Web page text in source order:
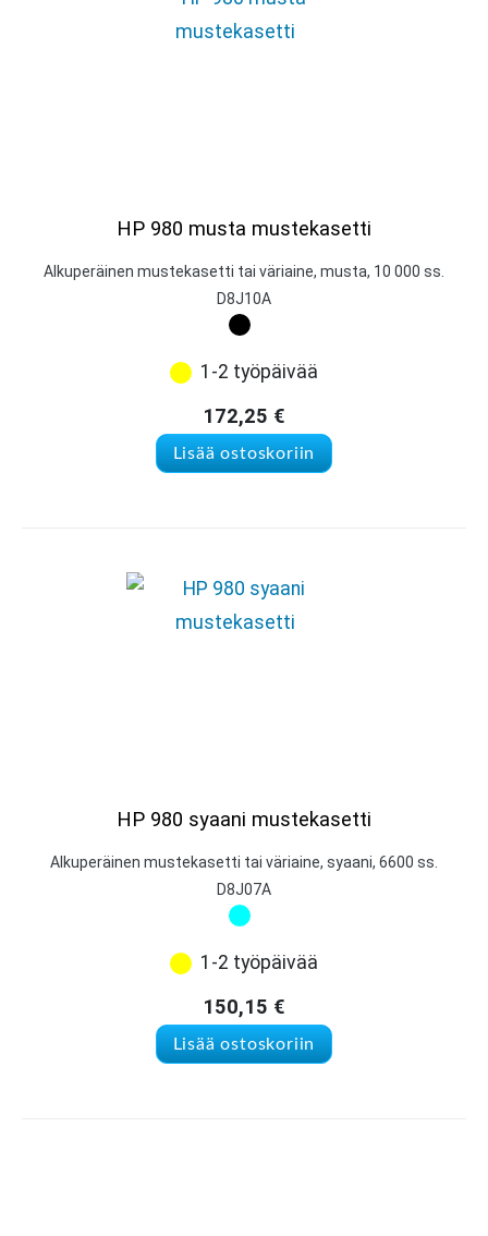
HP 980 musta mustekasetti
Alkuperäinen mustekasetti tai väriaine, musta, 10 000 ss.
D8J10A
1-2 työpäivää
172,25 €
Lisää ostoskoriin
HP 980 syaani mustekasetti
Alkuperäinen mustekasetti tai väriaine, syaani, 6600 ss.
D8J07A
1-2 työpäivää
150,15 €
Lisää ostoskoriin